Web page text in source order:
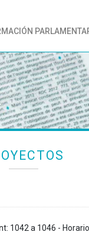
1042 a 1046 -